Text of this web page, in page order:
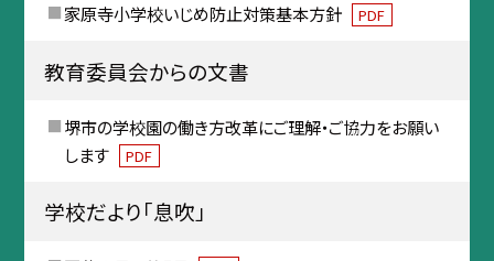
家原寺小学校いじめ防止対策基本方針 PDF
教育委員会からの文書
堺市の学校園の働き方改革にご理解・ご協力をお願い
します
PDF
学校だより「息吹」